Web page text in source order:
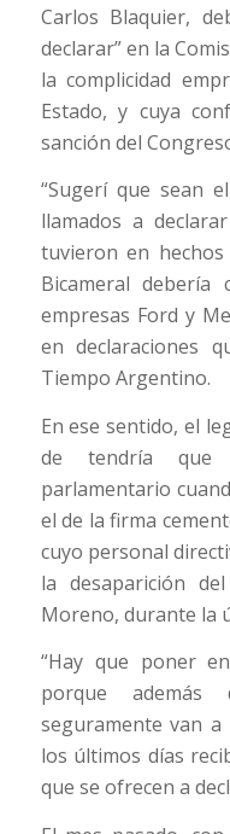
Carlos Blaquier,
declarar” en la
la complicidad
Estado, y cuya
sanción del
“Sugerí que sean
llamados a
tuvieron en
Bicameral
empresas Ford y
en declaraciones
Tiempo Argentino.
En ese sentido, el
de tendría que
parlamentario
el de la firma
cuyo personal
la desaparición
Moreno, durante la
“Hay que poner
porque además
seguramente van
los últimos días
que se ofrecen a